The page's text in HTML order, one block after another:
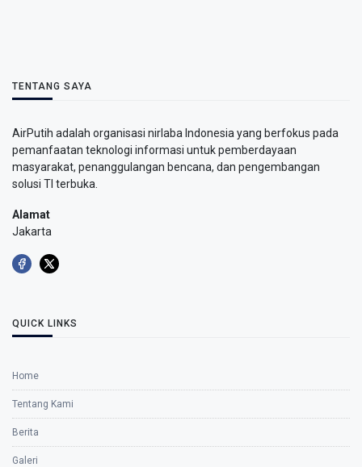
TENTANG SAYA
AirPutih adalah organisasi nirlaba Indonesia yang berfokus pada
pemanfaatan teknologi informasi untuk pemberdayaan
masyarakat, penanggulangan bencana, dan pengembangan
solusi TI terbuka.
Alamat
Jakarta
QUICK LINKS
Home
Tentang Kami
Berita
Galeri